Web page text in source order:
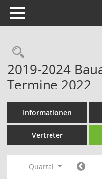
Toggle navigation
2019-2024
Termine 2022
Informationen
Vertreter
Quartal